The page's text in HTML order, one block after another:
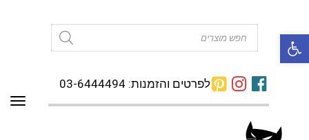
פתח סרגל נגישות
לפרטים והזמנות: 03-6444494